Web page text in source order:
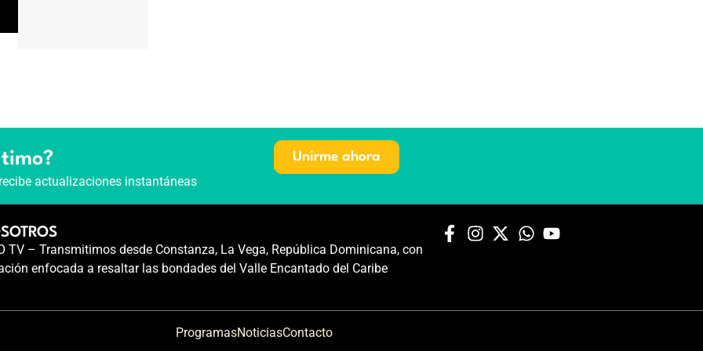
actualizaciones instantáneas
Unirme ahora
TV – Transmitimos desde Constanza, La Vega, República Dominicana, con
enfocada a resaltar las bondades del Valle Encantado del Caribe
ProgramasNoticiasContacto